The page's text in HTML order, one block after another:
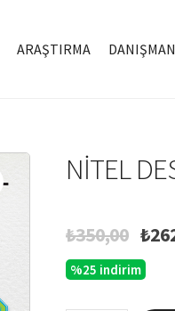
ARAŞTIRMA
NITEL
₺350,00 ₺
%25 indirim